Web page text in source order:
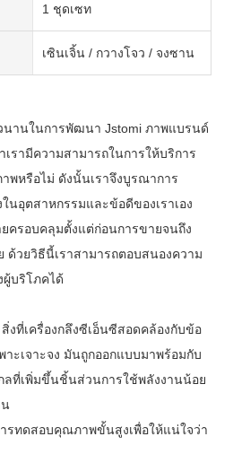
1 ชุดเซท
เซินเจิ้น / กวางโจว / จงซาน
นานในการพัฒนา Jstomi ภาพแบรนด์
เรามีความสามารถในการให้บริการ
พหรือไม่ ดังนั้นเราจึงบูรณาการ
อุตสาหกรรมและข้อดีของเราเอง
ครอบคลุมตั้งแต่ก่อนการขายจนถึง
ด้วยวิธีนี้เราสามารถตอบสนองความ
บริโภคได้
งที่เครื่องกลึงซีเอ็นซีสอดคล้องกับข้อ
ะเจาะจง มันถูกออกแบบมาพร้อมกับ
ลที่เพิ่มขึ้นชิ้นส่วนการใช้พลังงานน้อย
รทดสอบคุณภาพขั้นสูงเพื่อให้แน่ใจว่า